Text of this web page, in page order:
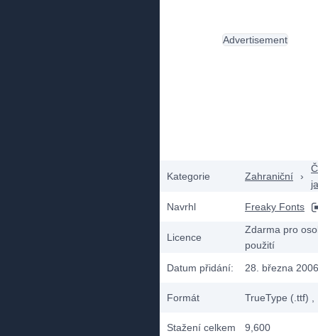
Kategorie Zahraniční ›
Navrhl
Freaky Fonts
Licence
Zdarma pro
použití
Datum přidání:
28. března 2006
Formát TrueType (.ttf)
Stažení celkem 9,600
Advertisement